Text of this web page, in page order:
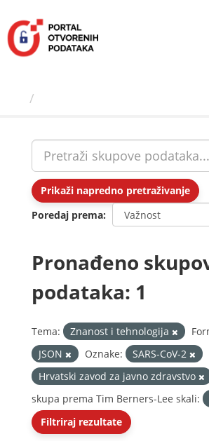
sadržaj
Prikaži napredno pretraživanje
Poredaj prema
Pronađeno
podataka: 1
Tema: Znanost i tehnologija
JSON
Oznake: SARS-CoV-2
Hrvatski zavod za javno zdravstvo
skupa prema Tim Berners-Lee skali:
Filtriraj rezultate